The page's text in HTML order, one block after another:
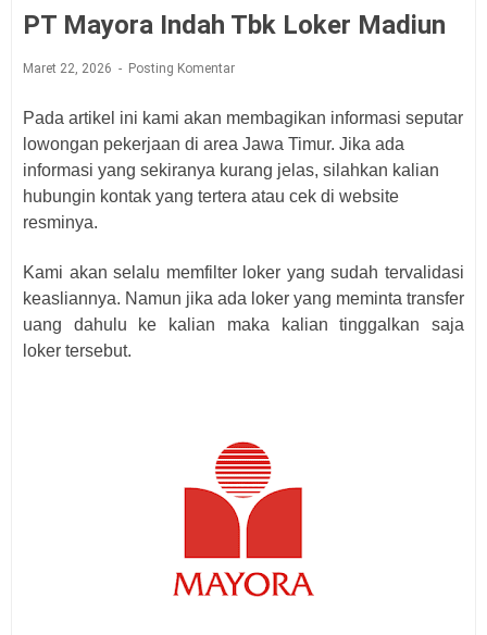
PT Mayora Indah Tbk Loker Madiun
Maret 22, 2026 Posting Komentar
Pada artikel ini kami akan membagikan informasi seputar
lowongan pekerjaan di area Jawa Timur. Jika ada
informasi yang sekiranya kurang jelas, silahkan kalian
hubungin kontak yang tertera atau cek di website
resminya.
Kami akan selalu memfilter loker yang sudah tervalidasi
keasliannya. Namun jika ada loker yang meminta transfer
uang dahulu ke kalian maka kalian tinggalkan saja
loker tersebut.